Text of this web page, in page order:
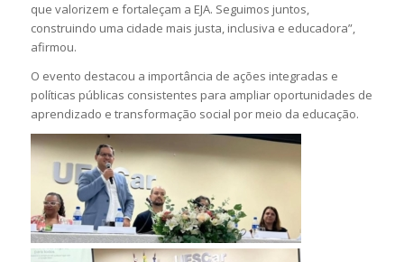
que valorizem e fortaleçam a EJA. Seguimos juntos,
construindo uma cidade mais justa, inclusiva e educadora”,
afirmou.
O evento destacou a importância de ações integradas e
políticas públicas consistentes para ampliar oportunidades de
aprendizado e transformação social por meio da educação.